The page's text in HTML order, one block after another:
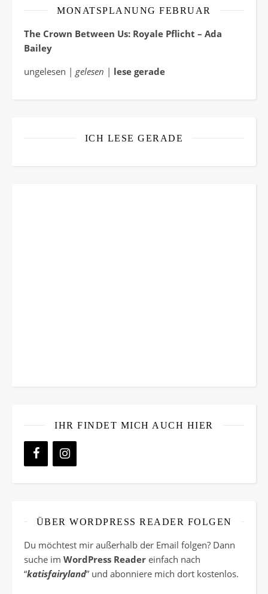
MONATSPLANUNG FEBRUAR
The Crown Between Us: Royale Pflicht – Ada
Bailey
ungelesen | gelesen | lese gerade
ICH LESE GERADE
IHR FINDET MICH AUCH HIER
ÜBER WORDPRESS READER FOLGEN
Du möchtest mir außerhalb der Email folgen? Dann
suche im WordPress Reader einfach nach
“katisfairyland” und abonniere mich dort kostenlos.